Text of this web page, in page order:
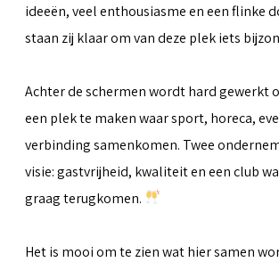
ideeën, veel enthousiasme en een flinke
staan zij klaar om van deze plek iets
Achter de schermen wordt hard gewerkt
een plek te maken waar sport, horeca,
verbinding samenkomen. Twee
visie: gastvrijheid, kwaliteit en een club
graag terugkomen.
Het is mooi om te zien wat hier samen